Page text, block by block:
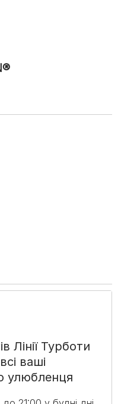
Лінії Турботи
ваші
улюбленця